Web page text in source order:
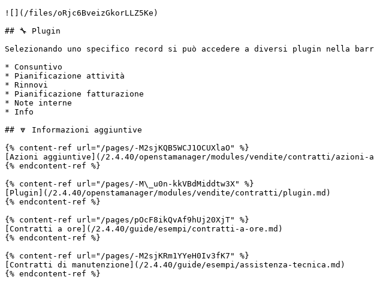
![](/files/oRjc6BveizGkorLLZ5Ke)
## 🔧 Plugin
Selezionando uno specifico record si può accedere a diversi plugin nella
* Consuntivo
* Pianificazione attività
* Rinnovi
* Pianificazione fatturazione
* Note interne
* Info
## 🔽 Informazioni aggiuntive
{% content-ref url="/pages/-M2sjKQB5WCJ1OCUXlaO" %}
[Azioni aggiuntive](/2.4.40/openstamanager/modules/vendite/contratti/azioni-
{% endcontent-ref %}
{% content-ref url="/pages/-M\_u0n-kkVBdMiddtw3X" %}
[Plugin](/2.4.40/openstamanager/modules/vendite/contratti/plugin.md)
{% endcontent-ref %}
{% content-ref url="/pages/pOcF8ikQvAf9hUj20XjT" %}
[Contratti a ore](/2.4.40/guide/esempi/contratti-a-ore.md)
{% endcontent-ref %}
{% content-ref url="/pages/-M2sjKRm1YYeH0Iv3fK7" %}
[Contratti di manutenzione](/2.4.40/guide/esempi/assistenza-tecnica.md)
{% endcontent-ref %}